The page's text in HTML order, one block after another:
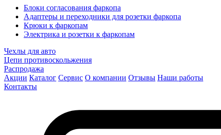
Блоки согласования фаркопа
Адаптеры и переходники для розетки фаркопа
Крюки к фаркопам
Электрика и розетки к фаркопам
Чехлы для авто
Цепи противоскольжения
Распродажа
Акции Каталог Сервис О компании Отзывы Наши работы
Контакты